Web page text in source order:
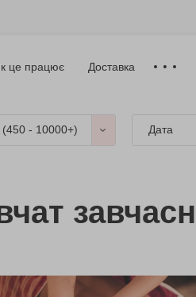
це працює Доставка
(450 - 10000+) Дата